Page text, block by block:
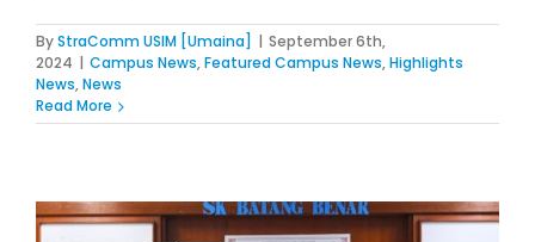
ByStraComm USIM [Umaina] | September 6th,
2024 | Campus News,Featured Campus News,Highlights
News,News
Read More